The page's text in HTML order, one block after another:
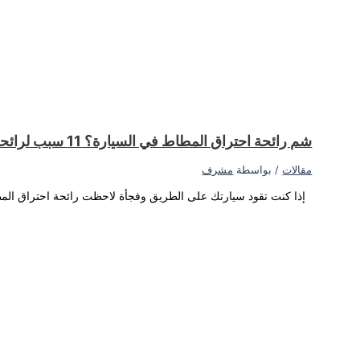
بعض الأسباب المحتملة لذلك...